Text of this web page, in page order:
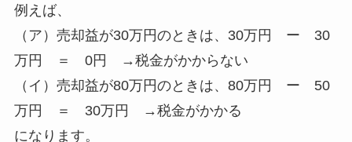
例えば、
（ア）売却益が30万円のときは、30万円 ー 30
万円 ＝ 0円 →税金がかからない
（イ）売却益が80万円のときは、80万円 ー 50
万円 ＝ 30万円 →税金がかかる
になります。